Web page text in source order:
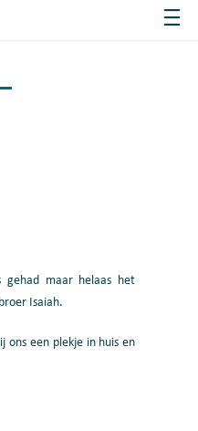
maar helaas het
Isaiah.
ons een plekje in huis en